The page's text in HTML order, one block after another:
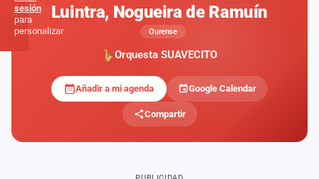
Luintra, Nogueira de Ramuín
Ourense
Orquesta SUAVECITO
Añadir a mi agenda Google Calendar
Compartir
sesión
para
personalizar
Formaciones